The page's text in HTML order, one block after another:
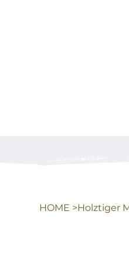
HOME >Holztiger